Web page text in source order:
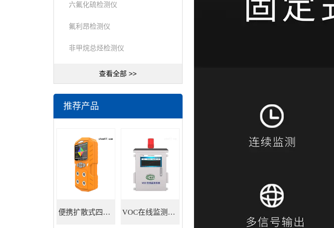
六氟化硫检测仪
氟利昂检测仪
非甲烷总烃检测仪
查看全部 >>
推荐产品
便携扩散式四合一气体检测仪 VOC在线监测系统